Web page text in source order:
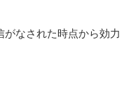
なされた時点から効力